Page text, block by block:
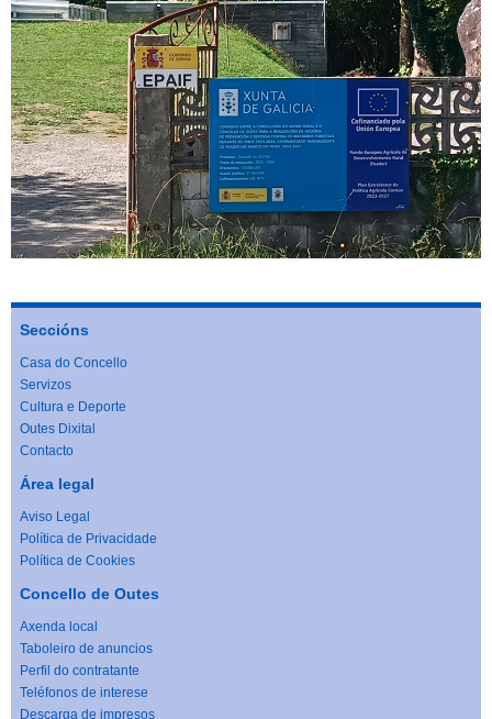
Seccións
Casa do Concello
Servizos
Cultura e Deporte
Outes Dixital
Contacto
Área legal
Aviso Legal
Política de Privacidade
Política de Cookies
Concello de Outes
Axenda local
Taboleiro de anuncios
Perfil do contratante
Teléfonos de interese
Descarga de impresos